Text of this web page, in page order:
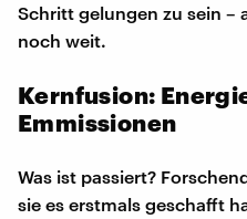
Schritt gelungen zu sein –
noch weit.
Kernfusion:
Emmissionen
Was ist passiert?
sie es erstmals geschafft